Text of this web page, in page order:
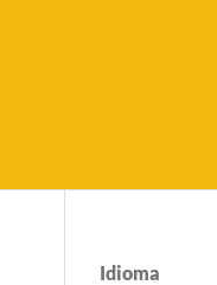
Idioma